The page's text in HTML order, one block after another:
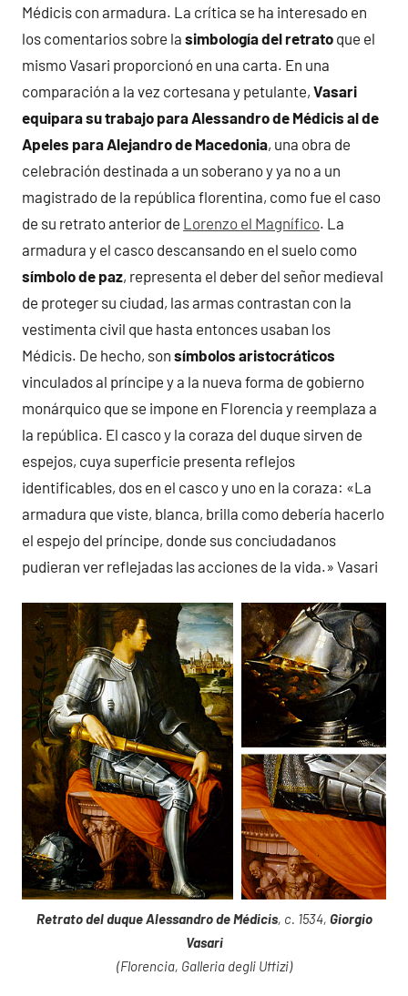
Médicis con armadura. La crítica se ha interesado en
los comentarios sobre la simbología del retrato que el
mismo Vasari proporcionó en una carta. En una
comparación a la vez cortesana y petulante, Vasari
equipara su trabajo para Alessandro de Médicis al de
Apeles para Alejandro de Macedonia, una obra de
celebración destinada a un soberano y ya no a un
magistrado de la república florentina, como fue el caso
de su retrato anterior de Lorenzo el Magnífico. La
armadura y el casco descansando en el suelo como
símbolo de paz, representa el deber del señor medieval
de proteger su ciudad, las armas contrastan con la
vestimenta civil que hasta entonces usaban los
Médicis. De hecho, son símbolos aristocráticos
vinculados al príncipe y a la nueva forma de gobierno
monárquico que se impone en Florencia y reemplaza a
la república. El casco y la coraza del duque sirven de
espejos, cuya superficie presenta reflejos
identificables, dos en el casco y uno en la coraza: «La
armadura que viste, blanca, brilla como debería hacerlo
el espejo del príncipe, donde sus conciudadanos
pudieran ver reflejadas las acciones de la vida.» Vasari
Retrato del duque Alessandro de Médicis, c. 1534, Giorgio
Vasari
(Florencia, Galleria degli Uffizi)